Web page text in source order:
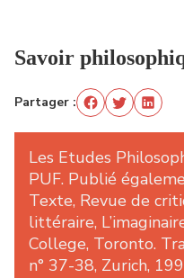
Savoir
Partager :
Les Etudes
PUF. Publié
Texte, Revue de
littéraire,
College, Toronto.
n° 37-38, Zurich,